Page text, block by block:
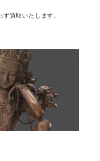
買取いたします。